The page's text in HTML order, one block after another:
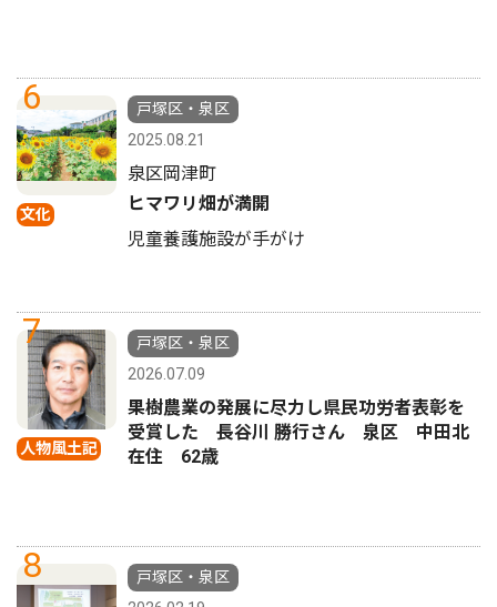
6
文化
戸塚区・泉区
2025.08.21
泉区岡津町
ヒマワリ畑が満開
児童養護施設が手がけ
7
人物風土記
戸塚区・泉区
2026.07.09
果樹農業の発展に尽力し県民功労者表彰を
受賞した 長谷川 勝行さん 泉区 中田北
在住 62歳
8
戸塚区・泉区